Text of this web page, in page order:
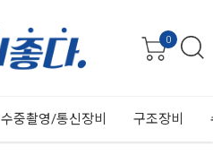
0
수중촬영/통신장비 구조장비